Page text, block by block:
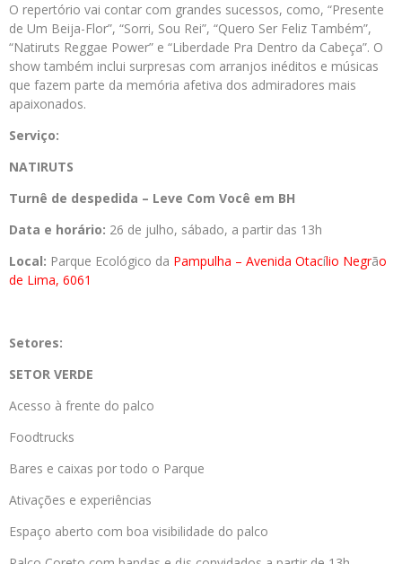
O repertório vai contar com grandes sucessos, como, “Presente
de Um Beija-Flor”, “Sorri, Sou Rei”, “Quero Ser Feliz Também”,
“Natiruts Reggae Power” e “Liberdade Pra Dentro da Cabeça”. O
show também inclui surpresas com arranjos inéditos e músicas
que fazem parte da memória afetiva dos admiradores mais
apaixonados.
Serviço:
NATIRUTS
Turnê de despedida – Leve Com Você em BH
Data e horário: 26 de julho, sábado, a partir das 13h
Local: Parque Ecológico da Pampulha – Avenida Otacílio Negrão
de Lima, 6061
Setores:
SETOR VERDE
Acesso à frente do palco
Foodtrucks
Bares e caixas por todo o Parque
Ativações e experiências
Espaço aberto com boa visibilidade do palco